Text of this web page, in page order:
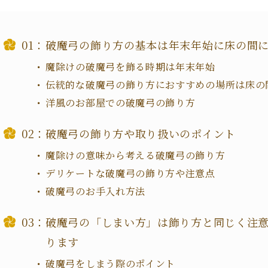
破魔弓の飾り方の基本は年末年始に床の間に
魔除けの破魔弓を飾る時期は年末年始
伝統的な破魔弓の飾り方におすすめの場所は床の
洋風のお部屋での破魔弓の飾り方
破魔弓の飾り方や取り扱いのポイント
魔除けの意味から考える破魔弓の飾り方
デリケートな破魔弓の飾り方や注意点
破魔弓のお手入れ方法
破魔弓の「しまい方」は飾り方と同じく注
ります
破魔弓をしまう際のポイント